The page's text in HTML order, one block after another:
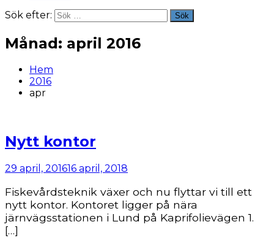
Sök efter:
Sök
Månad: april 2016
Hem
2016
apr
Nytt kontor
29 april, 201616 april, 2018
Fiskevårdsteknik växer och nu flyttar vi till ett
nytt kontor. Kontoret ligger på nära
järnvägsstationen i Lund på Kaprifolievägen 1.
[…]